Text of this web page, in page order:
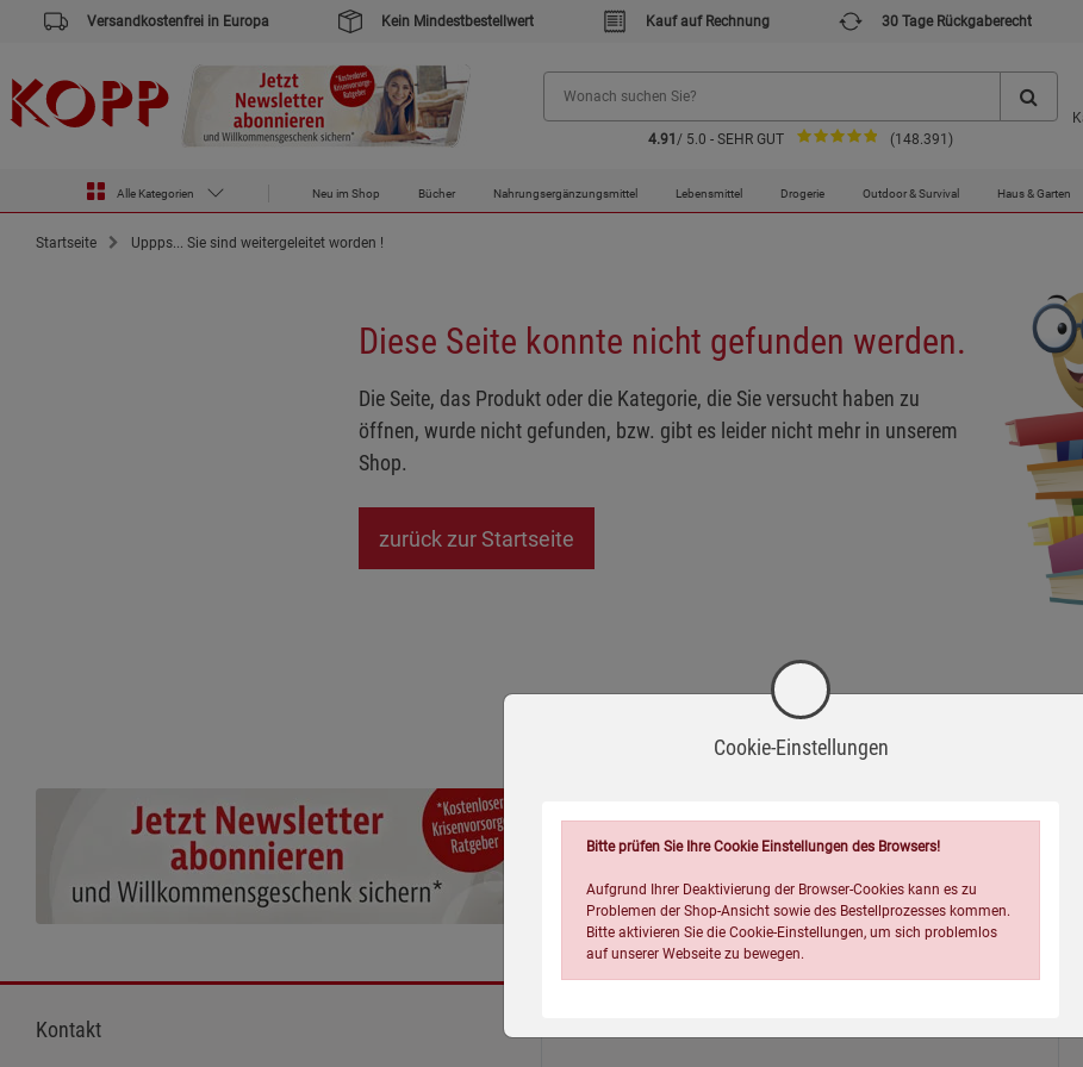
Versandkostenfrei in Europa Kein Mindestbestellwert Kauf auf Rechnung 30 Tage Rückgaberecht
4.91 / 5.0 - SEHR GUT (148.391)
Alle Kategorien Neu im Shop Bücher Nahrungsergänzungsmittel Lebensmittel Drogerie Outdoor & Survival Haus & Garten
Startseite Uppps... Sie sind weitergeleitet worden !
Diese Seite konnte nicht gefunden werden.
Die Seite, das Produkt oder die Kategorie, die Sie versucht haben zu
öffnen, wurde nicht gefunden, bzw. gibt es leider nicht mehr in unserem
Shop.
zurück zur Startseite
Kontakt
Cookie-Einstellungen
Bitte prüfen Sie Ihre Cookie Einstellungen des Browsers!
Aufgrund Ihrer Deaktivierung der Browser-Cookies kann es zu
Problemen der Shop-Ansicht sowie des Bestellprozesses kommen.
Bitte aktivieren Sie die Cookie-Einstellungen, um sich problemlos
auf unserer Webseite zu bewegen.